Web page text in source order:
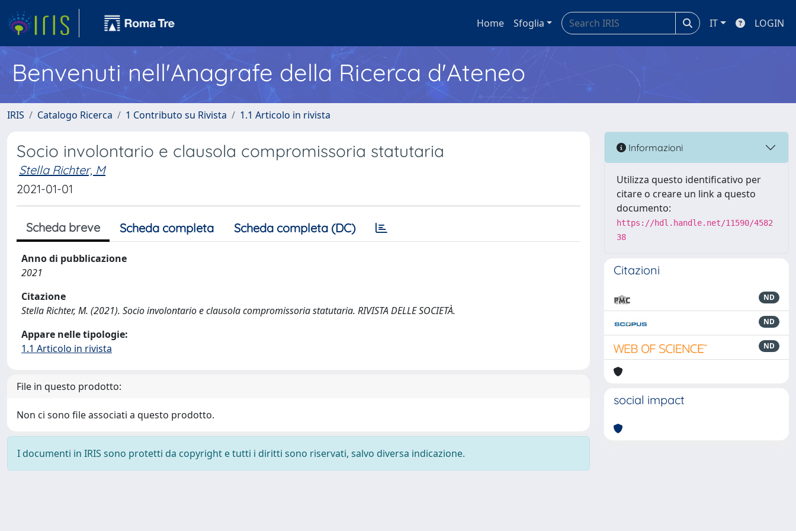
Home Sfoglia IT LOGIN
Benvenuti nell'Anagrafe della Ricerca d'Ateneo
IRIS Catalogo Ricerca 1 Contributo su Rivista 1.1 Articolo in rivista
Socio involontario e clausola compromissoria statutaria
Stella Richter, M
2021-01-01
Scheda breve Scheda completa Scheda completa (DC)
Anno di pubblicazione
2021
Citazione
Stella Richter, M. (2021). Socio involontario e clausola compromissoria statutaria. RIVISTA DELLE SOCIETÀ.
Appare nelle tipologie:
1.1 Articolo in rivista
File in questo prodotto:
Non ci sono file associati a questo prodotto.
I documenti in IRIS sono protetti da copyright e tutti i diritti sono riservati, salvo diversa indicazione.
Informazioni
Utilizza questo identificativo per
citare o creare un link a questo
documento:
https://hdl.handle.net/11590/4582
38
Citazioni
ND
ND
ND
social impact